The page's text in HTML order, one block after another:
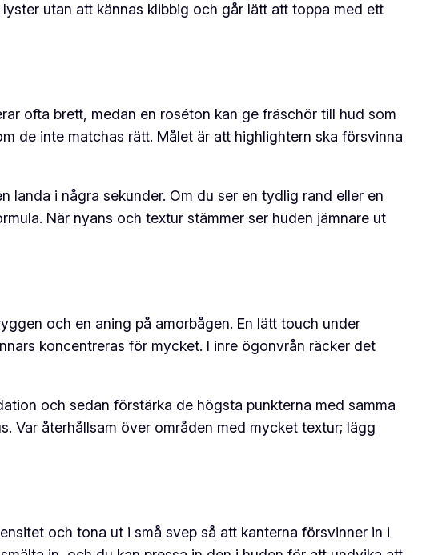
utan att kännas klibbig och går lätt att toppa med ett
ofta brett, medan en roséton kan ge fräschör till hud som
de inte matchas rätt. Målet är att highlightern ska försvinna
landa i några sekunder. Om du ser en tydlig rand eller en
När nyans och textur stämmer ser huden jämnare ut
och en aning på amorbågen. En lätt touch under
koncentreras för mycket. I inre ögonvrån räcker det
och sedan förstärka de högsta punkterna med samma
Var återhållsam över områden med mycket textur; lägg
och tona ut i små svep så att kanterna försvinner in i